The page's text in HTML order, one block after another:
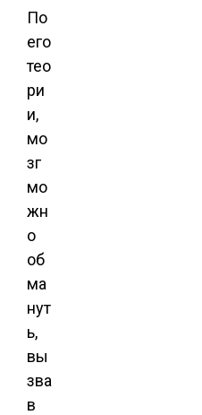
По
его
тео
ри
и,
мо
зг
мо
жн
о
об
ма
нут
ь,
вы
зва
в